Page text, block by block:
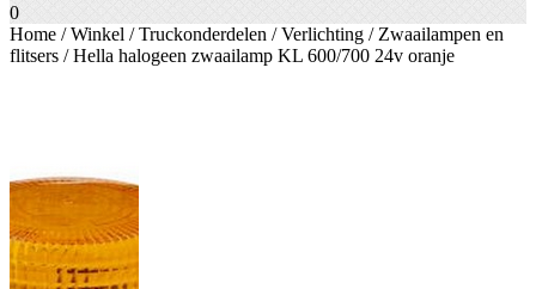
0
Home /Winkel /Truckonderdelen /Verlichting / Zwaailampen en
flitsers / Hella halogeen zwaailamp KL 600/700 24v oranje